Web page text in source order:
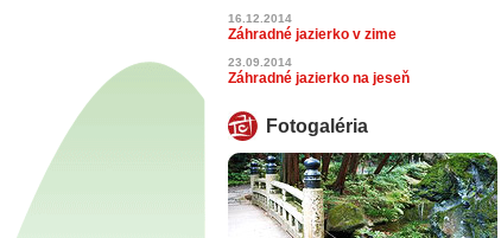
16.12.2014
Záhradné jazierko v zime
23.09.2014
Záhradné jazierko na jeseň
Fotogaléria